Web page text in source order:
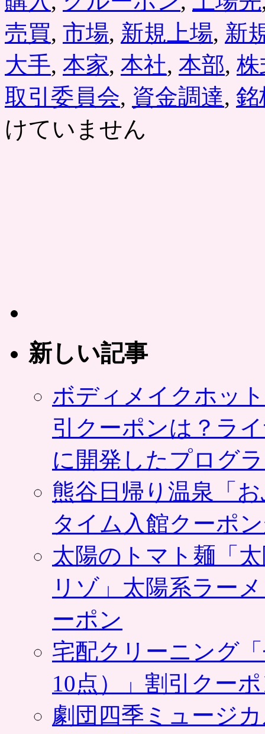
売買, 市場, 新規上場, 新
大手, 本家, 本社, 本部, 株
取引委員会, 資金調達, 銘
けていません
新しい記事
ボディメイクホッ
引クーポンは？ラ
に開発したプログ
熊谷日帰り温泉「
タイム入館クーポ
太陽のトマト麺「
リゾ」太陽系ラー
ーポン
宅配クリーニング
10点）」割引クー
劇団四季ミュージ